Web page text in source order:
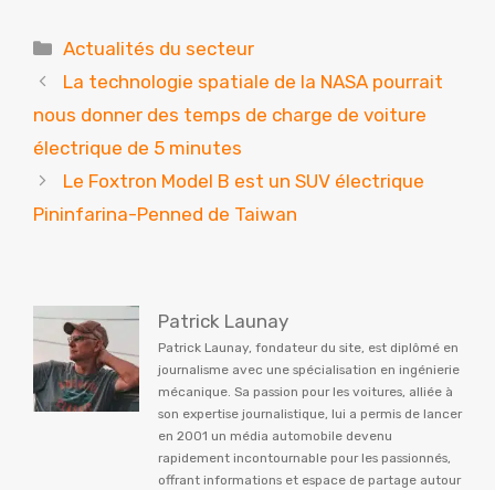
Catégories
Actualités du secteur
La technologie spatiale de la NASA pourrait
nous donner des temps de charge de voiture
électrique de 5 minutes
Le Foxtron Model B est un SUV électrique
Pininfarina-Penned de Taiwan
Patrick Launay
Patrick Launay, fondateur du site, est diplômé en
journalisme avec une spécialisation en ingénierie
mécanique. Sa passion pour les voitures, alliée à
son expertise journalistique, lui a permis de lancer
en 2001 un média automobile devenu
rapidement incontournable pour les passionnés,
offrant informations et espace de partage autour